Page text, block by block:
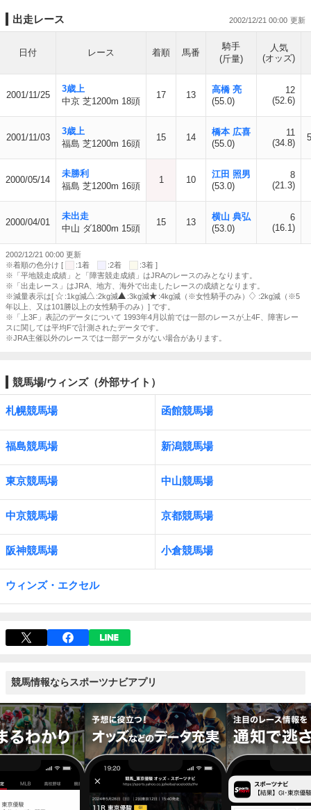
出走レース 2002/12/21 00:00
日付 レース 着順 馬番
騎手
(斤量)
人気
(オッズ)
2001/11/25
3歳上
中京 芝1200m 18頭
17 13
高橋 亮
(55.0)
12
(52.6)
2001/11/03
3歳上
福島 芝1200m 16頭
15 14
橋本 広喜
(55.0)
11
(34.8)
2000/05/14
未勝利
福島 芝1200m 16頭
1 10
江田 照男
(53.0)
8
(21.3)
2000/04/01
未出走
中山 ダ1800m 15頭
15 13
横山 典弘
(53.0)
6
(16.1)
2002/12/21 00:00 更新
※着順の色分け [
:1着 :2着
:3着 ]
※「平地競走成績」と「障害競走成績」はJRAのレースのみとなります。
※「出走レース」はJRA、地方、海外で出走したレースの成績となります。
※減量表示は[
:1kg減 :2kg減 :3kg減 :4kg減（※女性騎手のみ）
:2kg減（※5
年以上、又は101勝以上の女性騎手のみ）] です。
※「上3F」表記のデータについて 1993年4月以前では一部のレースが上4F、障害レー
スに関しては平均Fで計測されたデータです。
※JRA主催以外のレースでは一部データがない場合があります。
競馬場/ウィンズ（外部サイト）
札幌競馬場 函館競馬場
福島競馬場 新潟競馬場
東京競馬場 中山競馬場
中京競馬場 京都競馬場
阪神競馬場 小倉競馬場
ウィンズ・エクセル
競馬情報ならスポーツナビアプリ